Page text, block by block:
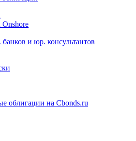
Карты рынка
(ИИ)
(Россия)
и юр. консультантов
облигации на Cbonds.ru